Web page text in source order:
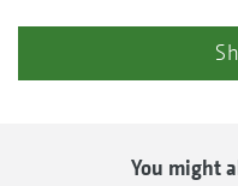
You might